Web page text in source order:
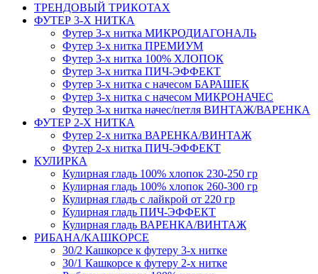
ТРЕНДОВЫЙ ТРИКОТАХ
ФУТЕР 3-Х НИТКА
Футер 3-х нитка МИКРОДИАГОНАЛЬ
Футер 3-х нитка ПРЕМИУМ
Футер 3-х нитка 100% ХЛОПОК
Футер 3-х нитка ПИЧ-ЭФФЕКТ
Футер 3-х нитка с начесом БАРАШЕК
Футер 3-х нитка с начесом МИКРОНАЧЕС
Футер 3-х нитка начес/петля ВИНТАЖ/ВАРЕНКА
ФУТЕР 2-Х НИТКА
Футер 2-х нитка ВАРЕНКА/ВИНТАЖ
Футер 2-х нитка ПИЧ-ЭФФЕКТ
КУЛИРКА
Кулирная гладь 100% хлопок 230-250 гр
Кулирная гладь 100% хлопок 260-300 гр
Кулирная гладь с лайкрой от 220 гр
Кулирная гладь ПИЧ-ЭФФЕКТ
Кулирная гладь ВАРЕНКА/ВИНТАЖ
РИБАНА/КАШКОРСЕ
30/2 Кашкорсе к футеру 3-х нитке
30/1 Кашкорсе к футеру 2-х нитке